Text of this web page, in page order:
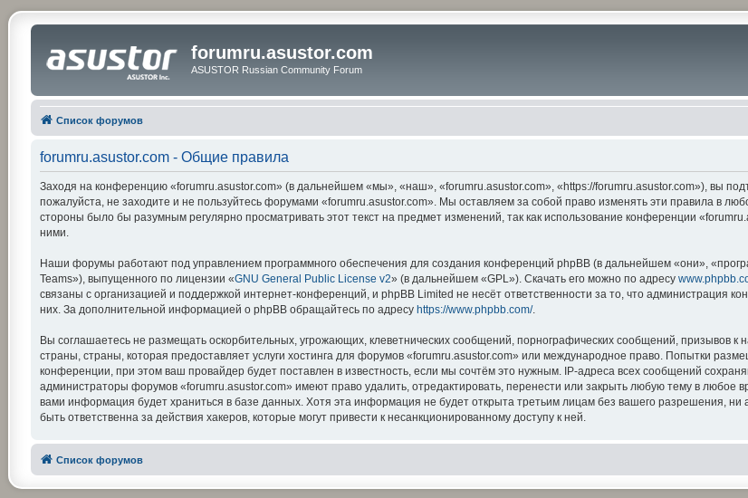
forumru.asustor.com
ASUSTOR Russian Community Forum
Список форумов
forumru.asustor.com - Общие правила
Заходя на конференцию «forumru.asustor.com» (в дальнейшем «мы», «наш», «forumru.asustor.com», «https://forumru.asustor.com»), вы
пожалуйста, не заходите и не пользуйтесь форумами «forumru.asustor.com». Мы оставляем за собой право изменять эти правила в
стороны было бы разумным регулярно просматривать этот текст на предмет изменений, так как использование конференции
ними.
Наши форумы работают под управлением программного обеспечения для создания конференций phpBB (в дальнейшем «они»,
Teams»), выпущенного по лицензии «GNU General Public License v2» (в дальнейшем «GPL»). Скачать его можно по адресу
связаны с организацией и поддержкой интернет-конференций, и phpBB Limited не несёт ответственности за то, что администрация
них. За дополнительной информацией о phpBB обращайтесь по адресу https://www.phpbb.com/.
Вы соглашаетесь не размещать оскорбительных, угрожающих, клеветнических сообщений, порнографических сообщений, призывов
страны, страны, которая предоставляет услуги хостинга для форумов «forumru.asustor.com» или международное право. Попытки
конференции, при этом ваш провайдер будет поставлен в известность, если мы сочтём это нужным. IP-адреса всех сообщений
администраторы форумов «forumru.asustor.com» имеют право удалить, отредактировать, перенести или закрыть любую тему в любое
вами информация будет храниться в базе данных. Хотя эта информация не будет открыта третьим лицам без вашего разрешения,
быть ответственна за действия хакеров, которые могут привести к несанкционированному доступу к ней.
Список форумов